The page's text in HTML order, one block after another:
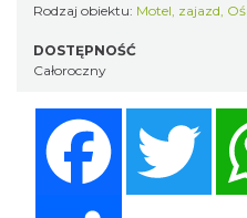
Rodzaj obiektu: Motel, zajazd,
DOSTĘPNOŚĆ
Całoroczny